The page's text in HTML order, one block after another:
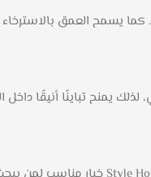
يسمح العمق بالاسترخاء
لذلك يمنح تباينًا أنيقًا